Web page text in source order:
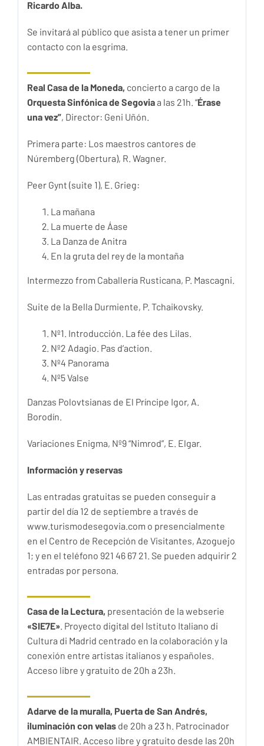
Ricardo Alba.
Se invitará al público que asista a tener un primer
contacto con la esgrima.
Real Casa de la Moneda, concierto a cargo de la
Orquesta Sinfónica de Segoviaa las 21h. “Érase
una vez”, Director: Geni Uñón.
Primera parte: Los maestros cantores de
Núremberg (Obertura), R. Wagner.
Peer Gynt (suite 1), E. Grieg:
La mañana
La muerte de Áase
La Danza de Anitra
En la gruta del rey de la montaña
Intermezzo from Caballería Rusticana, P. Mascagni.
Suite de la Bella Durmiente, P. Tchaikovsky.
Nº1. Introducción. La fée des Lilas.
Nº2 Adagio. Pas d’action.
Nº4 Panorama
Nº5 Valse
Danzas Polovtsianas de El Príncipe Igor, A.
Borodín.
Variaciones Enigma, Nº9 “Nimrod”, E. Elgar.
Información y reservas
Las entradas gratuitas se pueden conseguir a
partir del día 12 de septiembre a través de
www.turismodesegovia.com o presencialmente
en el Centro de Recepción de Visitantes, Azoguejo
1; y en el teléfono 921 46 67 21. Se pueden adquirir 2
entradas por persona.
Casa de la Lectura, presentación de la webserie
«SIE7E». Proyecto digital del Istituto Italiano di
Cultura di Madrid centrado en la colaboración y la
conexión entre artistas italianos y españoles.
Acceso libre y gratuito de 20h a 23h.
Adarve de la muralla, Puerta de San Andrés,
iluminación con velas de 20h a 23 h. Patrocinador
AMBIENTAIR. Acceso libre y gratuito desde las 20h